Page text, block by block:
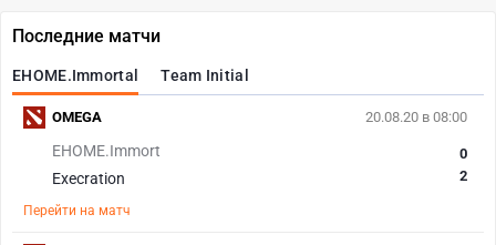
Последние матчи
EHOME.Immortal Team Initial
20.08.20 в 08:00
EHOME.Immort
Execration
0
2
Перейти на матч
OMEGA